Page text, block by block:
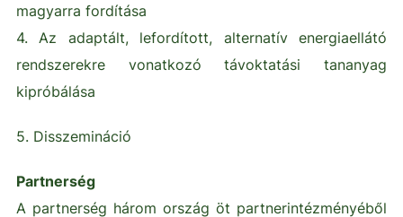
magyarra fordítása
4. Az adaptált, lefordított, alternatív energiaellátó
rendszerekre vonatkozó távoktatási tananyag
kipróbálása
5. Disszemináció
Partnerség
A partnerség három ország öt partnerintézményéből